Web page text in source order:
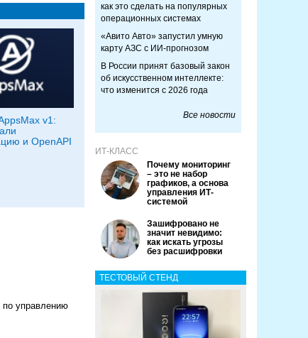
v1:
и OpenAPI
по управлению
как это сделать на популярных
операционных системах
«Авито Авто» запустил умную
карту АЗС с ИИ-прогнозом
В России принят базовый закон
об искусственном интеллекте:
что изменится с 2026 года
Все новости
ИТ-КЛАСС
Почему мониторинг
– это не набор
графиков, а основа
управления ИТ-
системой
Зашифровано не
значит невидимо:
как искать угрозы
без расшифровки
ТЕСТОВЫЙ СТЕНД